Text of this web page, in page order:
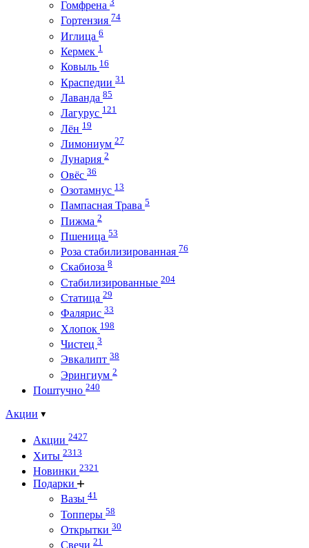
Гомфрена
Гортензия 74
Иглица 6
Кермек 1
Ковыль 16
Краспедии 31
Лаванда 85
Лагурус 121
Лён 19
Лимониум 27
Лунария 2
Овёс 36
Озотамнус 13
Пампасная Трава 5
Пижма 2
Пшеница 53
Роза стабилизированная 76
Скабиоза 8
Стабилизированные 204
Статица 29
Фалярис 33
Хлопок 198
Чистец 3
Эвкалипт 38
Эрингиум 2
Поштучно 240
Акции
Акции 2427
Хиты 2313
Новинки 2321
Подарки
Вазы 41
Топперы 58
Открытки 30
Свечи 21